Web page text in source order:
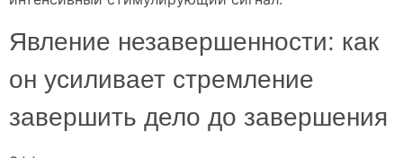
Явление незавершенности: как
он усиливает стремление
завершить дело до завершения